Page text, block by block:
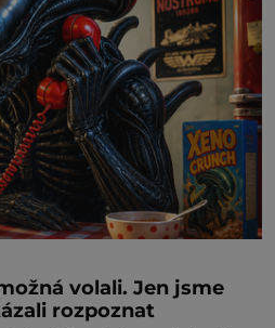
volali. Jen jsme
rozpoznat